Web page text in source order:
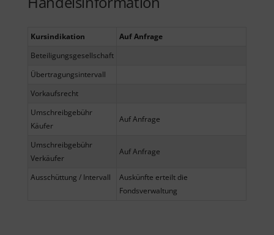
Kursindikation
Auf Anfrage
Beteiligungsgesellschaft
Übertragungsintervall
Vorkaufsrecht
Umschreibgebühr
Käufer
Auf Anfrage
Umschreibgebühr
Verkäufer
Auf Anfrage
Ausschüttung / Intervall
Auskünfte erteilt die
Fondsverwaltung